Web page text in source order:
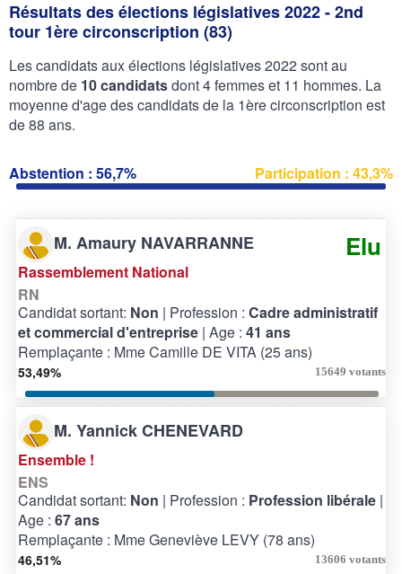
Résultats des élections législatives 2022 - 2nd
tour 1ère circonscription (83)
Les candidats aux élections législatives 2022 sont au
nombre de 10 candidatsdont 4 femmes et 11 hommes. La
moyenne d'age des candidats de la 1ère circonscription est
de 88 ans.
Abstention : 56,7% Participation : 43,3%
M. Amaury NAVARRANNE Elu
Rassemblement National
RN
Candidat sortant: Non | Profession : Cadre administratif
et commercial d'entreprise | Age : 41 ans
Remplaçante : Mme Camille DE VITA (25 ans)
53,49% 15649 votants
M. Yannick CHENEVARD
Ensemble !
ENS
Candidat sortant: Non | Profession : Profession libérale |
Age : 67 ans
Remplaçante : Mme Geneviève LEVY (78 ans)
46,51% 13606 votants